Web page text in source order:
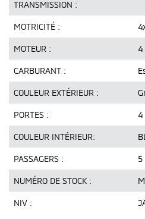
TRANSMISSION :
MOTRICITÉ :
MOTEUR : 4
CARBURANT :
COULEUR EXTÉRIEUR :
PORTES : 4
COULEUR INTÉRIEUR:
PASSAGERS : 5
NUMÉRO DE STOCK :
NIV :